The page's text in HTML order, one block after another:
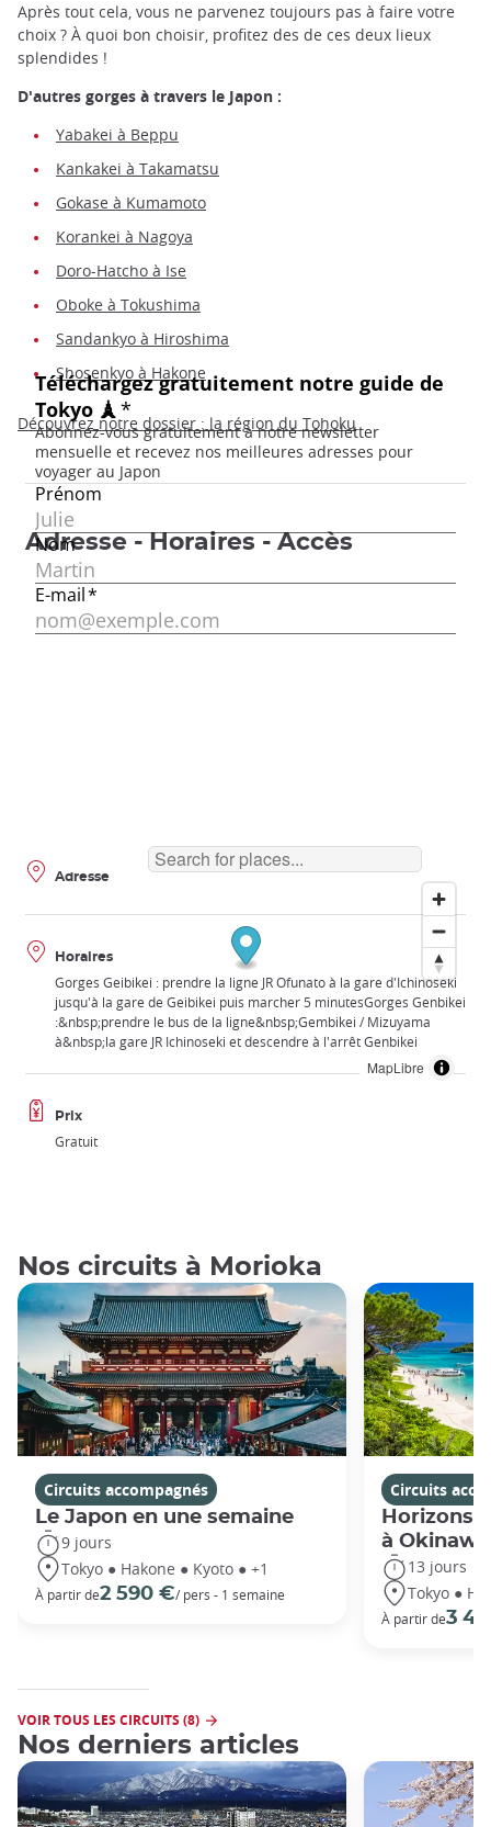
Après tout cela, vous ne parvenez toujours pas à faire votre
choix ? À quoi bon choisir, profitez des de ces deux lieux
splendides !
D'autres gorges à travers le Japon :
Yabakei à Beppu
Kankakei à Takamatsu
Gokase à Kumamoto
Korankei à Nagoya
Doro-Hatcho à Ise
Oboke à Tokushima
Sandankyo à Hiroshima
Shosenkyo à Hakone
Découvrez notre dossier : la région du Tohoku
Adresse - Horaires - Accès
MapLibre
Adresse
Horaires
Gorges Geibikei : prendre la ligne JR Ofunato à la gare d'Ichinoseki
jusqu'à la gare de Geibikei puis marcher 5 minutesGorges Genbikei
:&nbsp;prendre le bus de la ligne&nbsp;Gembikei / Mizuyama
à&nbsp;la gare JR Ichinoseki et descendre à l'arrêt Genbikei
Prix
Gratuit
Nos circuits à Morioka
Circuits accompagnés
Le Japon en une semaine
9 jours
Tokyo ● Hakone ● Kyoto ● +1
À partir de2 590 €/ pers - 1 semaine
Circuits
Horizons
à Okinawa
13 jours
Tokyo ●
À partir de3
VOIR TOUS LES CIRCUITS (8)
Nos derniers articles